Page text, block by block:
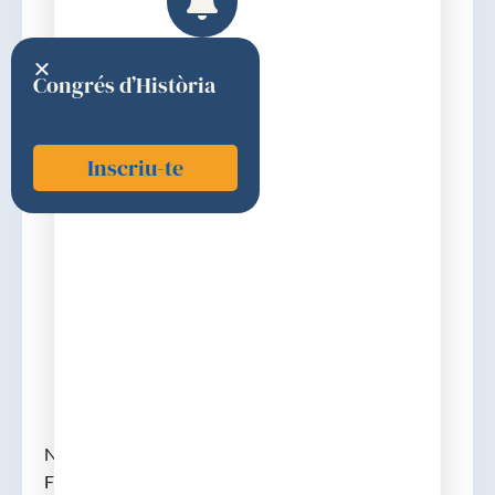
Nascut a Zamora (1935). Llicenciat (1959) a la
Facultat de Medicina de la Universitat de Madrid i
Congrés d’Història
Inscriu-te